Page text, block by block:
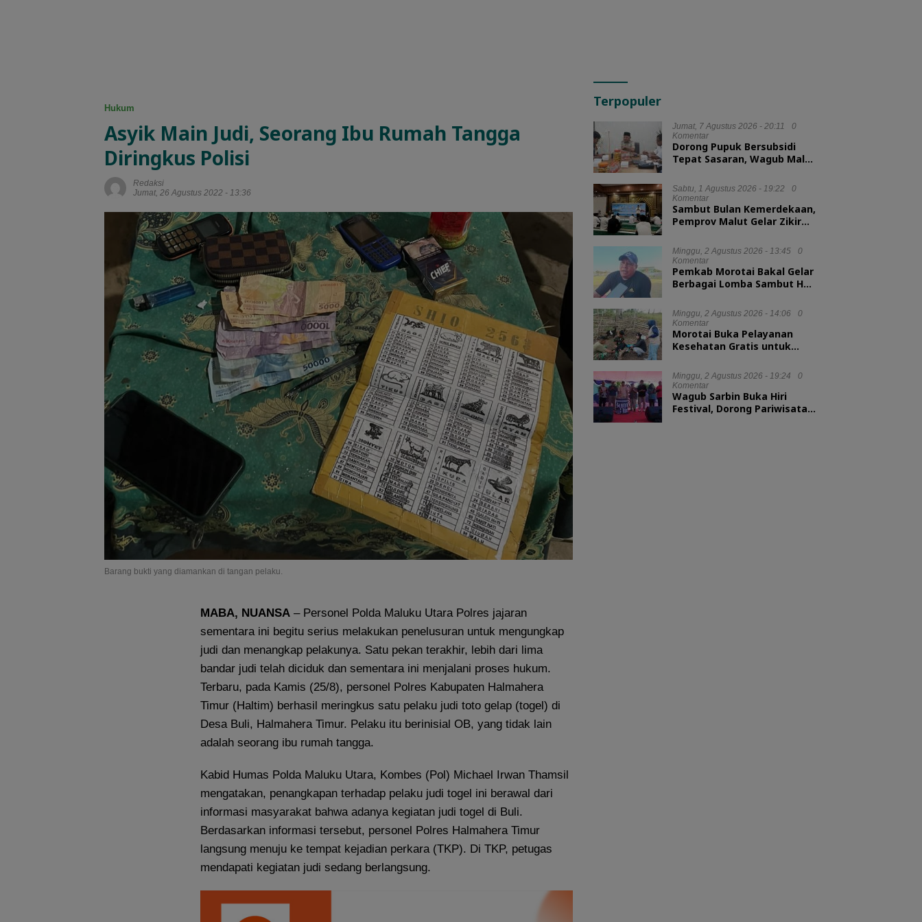
Hukum
Asyik Main Judi, Seorang Ibu Rumah Tangga
Diringkus Polisi
Redaksi
Jumat, 26 Agustus 2022 - 13:36
Barang bukti yang diamankan di tangan pelaku.
MABA, NUANSA – Personel Polda Maluku Utara Polres jajaran
sementara ini begitu serius melakukan penelusuran untuk mengungkap
judi dan menangkap pelakunya. Satu pekan terakhir, lebih dari lima
bandar judi telah diciduk dan sementara ini menjalani proses hukum.
Terbaru, pada Kamis (25/8), personel Polres Kabupaten Halmahera
Timur (Haltim) berhasil meringkus satu pelaku judi toto gelap (togel) di
Desa Buli, Halmahera Timur. Pelaku itu berinisial OB, yang tidak lain
adalah seorang ibu rumah tangga.
Kabid Humas Polda Maluku Utara, Kombes (Pol) Michael Irwan Thamsil
mengatakan, penangkapan terhadap pelaku judi togel ini berawal dari
informasi masyarakat bahwa adanya kegiatan judi togel di Buli.
Berdasarkan informasi tersebut, personel Polres Halmahera Timur
langsung menuju ke tempat kejadian perkara (TKP). Di TKP, petugas
mendapati kegiatan judi sedang berlangsung.
Terpopuler
Jumat, 7 Agustus 2026 - 20:11
0
Komentar
Dorong Pupuk Bersubsidi
Tepat Sasaran, Wagub Malut
Digitalisasi
Sabtu, 1 Agustus 2026 - 19:22
0
Komentar
Sambut Bulan Kemerdekaan,
Pemprov Malut Gelar Zikir
Minggu, 2 Agustus 2026 - 13:45
0
Komentar
Pemkab Morotai Bakal Gelar
Berbagai Lomba Sambut HUT
Minggu, 2 Agustus 2026 - 14:06
0
Komentar
Morotai Buka Pelayanan
Kesehatan Gratis untuk
Minggu, 2 Agustus 2026 - 19:24
0
Komentar
Wagub Sarbin Buka Hiri
Festival, Dorong Pariwisata